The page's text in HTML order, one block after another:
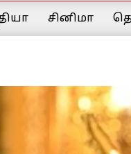
சினிமா